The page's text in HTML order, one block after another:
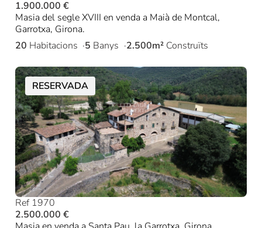
1.900.000 €
Masia del segle XVIII en venda a Maià de Montcal,
Garrotxa, Girona.
20 Habitacions 5 Banys 2.500m² Construïts
RESERVADA
Ref 1970
2.500.000 €